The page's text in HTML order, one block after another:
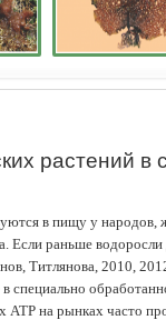
растений в
в пищу у
Если раньше
Титлянова, 2010,
специально
АТР на рынках часто